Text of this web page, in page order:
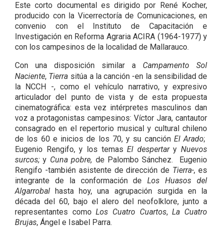
Este corto documental es dirigido por René Kocher,
producido con la Vicerrectoría de Comunicaciones, en
convenio con el Instituto de Capacitación e
Investigación en Reforma Agraria ACIRA (1964-1977) y
con los campesinos de la localidad de Mallarauco.
Con una disposición similar a Campamento Sol
Naciente, Tierra sitúa a la canción -en la sensibilidad de
la NCCH -, como el vehículo narrativo, y expresivo
articulador del punto de vista y de esta propuesta
cinematográfica: esta vez intérpretes masculinos dan
voz a protagonistas campesinos: Víctor Jara, cantautor
consagrado en el repertorio musical y cultural chileno
de los 60 e inicios de los 70, y su canción El Arado;
Eugenio Rengifo, y los temasEl despertary Nuevos
surcos;y Cuna pobre, de Palombo Sánchez. Eugenio
Rengifo -también asistente de dirección de Tierra-, es
integrante de la conformación deLos Huasos del
Algarrobalhasta hoy, una agrupación surgida en la
década del 60, bajo el alero del neofolklore, junto a
representantes comoLos Cuatro Cuartos,La Cuatro
Brujas, Ángel e Isabel Parra.